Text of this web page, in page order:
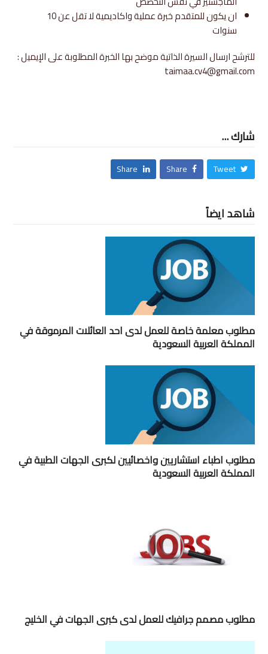
ان يكون للمتقدم خبرة عملية واكاديمية لا تقل عن 10
سنوات
للترشح ارسال السيرة الذاتية موضح بها الخبرة المطلوبة على الإيميل :
taimaa.cv4@gmail.com
شارك ...
Tweet
Share
Share
شاهد ايضاً
مطلوب معلمة خاصة للعمل لدى احد العائلات المرموقة في
المملكة العربية السعودية
مطلوب اطباء استشاريين واخصائيين لكبرى الجهات الطبية في
المملكة العربية السعودية
مطلوب مصمم جرافيك للعمل لدى كبرى الجهات في الخليج